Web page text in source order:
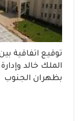
توقيع اتفاقية
الملك خالد
بظهران الجنوب